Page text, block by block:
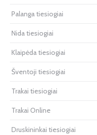
Palanga tiesiogiai
Nida tiesiogiai
Klaipėda tiesiogiai
Šventoji tiesiogiai
Trakai tiesiogiai
Trakai Online
Druskininkai tiesiogiai